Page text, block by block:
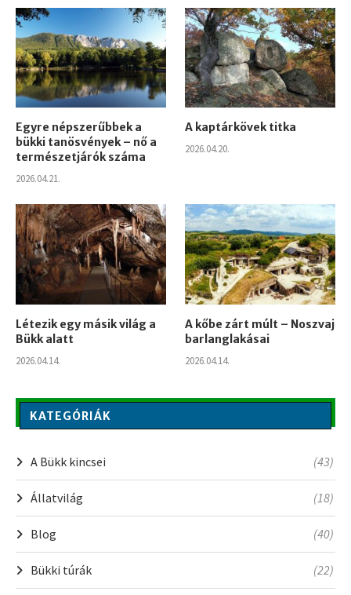
Egyre népszerűbbek a
bükki tanösvények – nő a
természetjárók száma
2026.04.21.
A kaptárkövek titka
2026.04.20.
Létezik egy másik világ a
Bükk alatt
2026.04.14.
A kőbe zárt múlt – Noszvaj
barlanglakásai
2026.04.14.
KATEGÓRIÁK
A Bükk kincsei (43)
Állatvilág (18)
Blog (40)
Bükki túrák (22)